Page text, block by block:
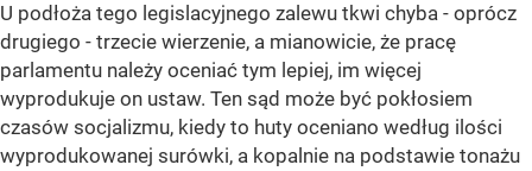
U podłoża tego legislacyjnego zalewu tkwi chyba - oprócz
drugiego - trzecie wierzenie, a mianowicie, że pracę
parlamentu należy oceniać tym lepiej, im więcej
wyprodukuje on ustaw. Ten sąd może być pokłosiem
czasów socjalizmu, kiedy to huty oceniano według ilości
wyprodukowanej surówki, a kopalnie na podstawie tonażu